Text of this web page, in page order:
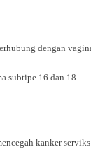
dengan
subtipe 16 dan 18.
kanker